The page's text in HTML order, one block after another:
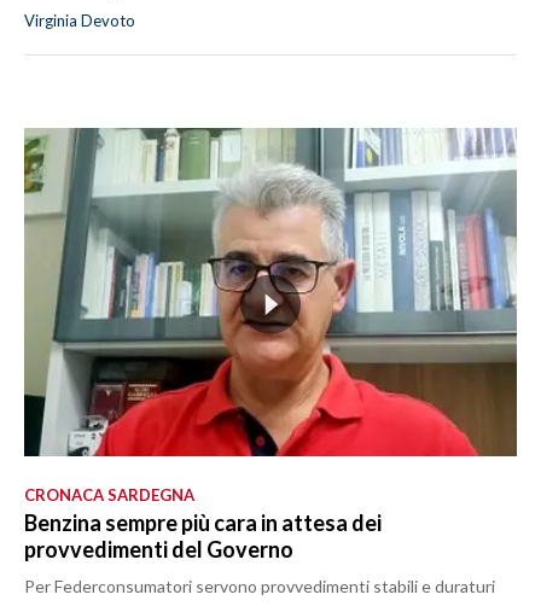
Virginia Devoto
CRONACA SARDEGNA
Benzina sempre più cara in attesa dei
provvedimenti del Governo
Per Federconsumatori servono provvedimenti stabili e duraturi